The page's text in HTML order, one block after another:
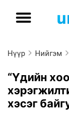
Нүүр Нийгэм
“Үдийн
хэсэг